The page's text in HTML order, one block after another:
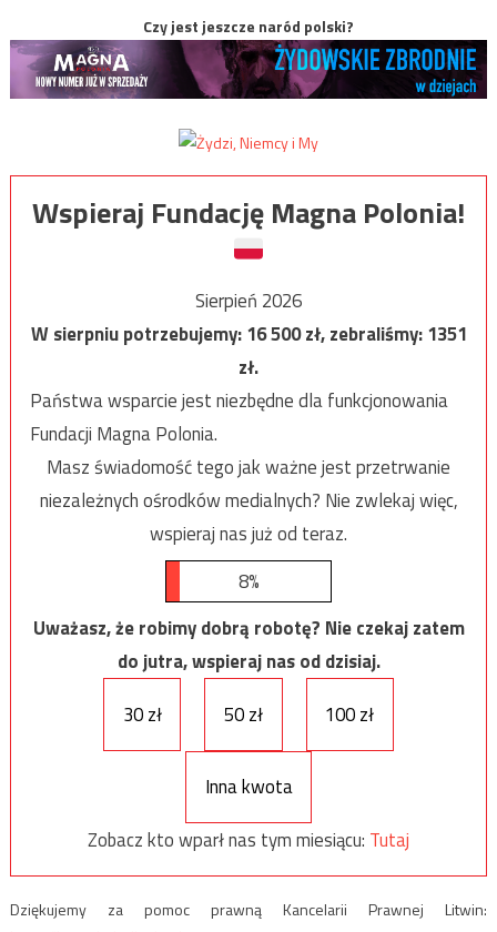
Czy jest jeszcze naród polski?
Wspieraj Fundację Magna Polonia!
Sierpień 2026
W sierpniu potrzebujemy:16 500zł, zebraliśmy:1351
zł.
Państwa wsparcie jest niezbędne dla funkcjonowania
Fundacji Magna Polonia.
Masz świadomość tego jak ważne jest przetrwanie
niezależnych ośrodków medialnych? Nie zwlekaj więc,
wspieraj nas już od teraz.
8%
Uważasz, że robimy dobrą robotę? Nie czekaj zatem
do jutra, wspieraj nas od dzisiaj.
30 zł
50 zł 100 zł
Inna kwota
Zobacz kto wparł nas tym miesiącu: Tutaj
Dziękujemy za pomoc prawną Kancelarii Prawnej Litwin: